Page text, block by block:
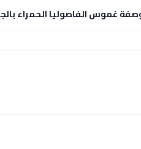
غموس الفاصوليا الحمراء